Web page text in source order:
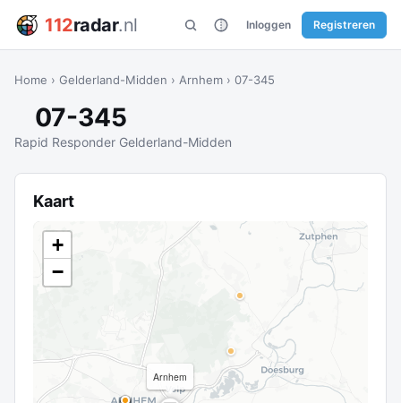
112radar.nl Inloggen Registreren
Home › Gelderland-Midden › Arnhem › 07-345
07-345
Rapid Responder Gelderland-Midden
Kaart
Arnhem
+
−